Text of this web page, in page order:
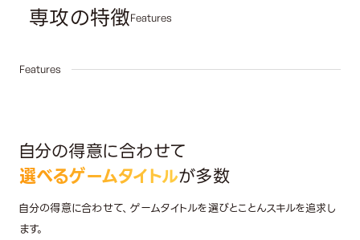
専攻の特徴Features
Features01
自分の得意に合わせて
選べるゲームタイトルが多数
自分の得意に合わせて、ゲームタイトルを選びとことんスキルを追求し
ます。